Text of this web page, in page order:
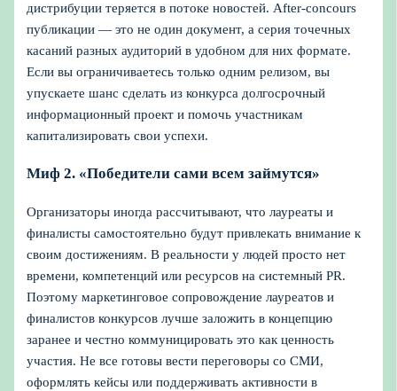
дистрибуции теряется в потоке новостей. After-concours
публикации — это не один документ, а серия точечных
касаний разных аудиторий в удобном для них формате.
Если вы ограничиваетесь только одним релизом, вы
упускаете шанс сделать из конкурса долгосрочный
информационный проект и помочь участникам
капитализировать свои успехи.
Миф 2. «Победители сами всем займутся»
Организаторы иногда рассчитывают, что лауреаты и
финалисты самостоятельно будут привлекать внимание к
своим достижениям. В реальности у людей просто нет
времени, компетенций или ресурсов на системный PR.
Поэтому маркетинговое сопровождение лауреатов и
финалистов конкурсов лучше заложить в концепцию
заранее и честно коммуницировать это как ценность
участия. Не все готовы вести переговоры со СМИ,
оформлять кейсы или поддерживать активности в